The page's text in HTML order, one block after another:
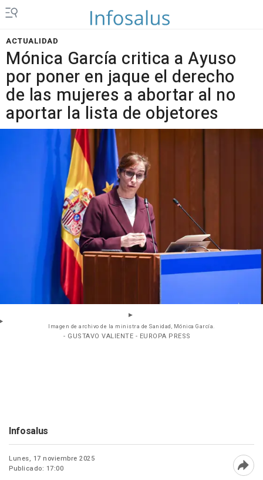
ACTUALIDAD
Mónica García critica a Ayuso
por poner en jaque el derecho
de las mujeres a abortar al no
aportar la lista de objetores
Imagen de archivo de la ministra de Sanidad, Mónica García.
- GUSTAVO VALIENTE - EUROPA PRESS
Infosalus
Lunes, 17 noviembre 2025
Publicado: 17:00